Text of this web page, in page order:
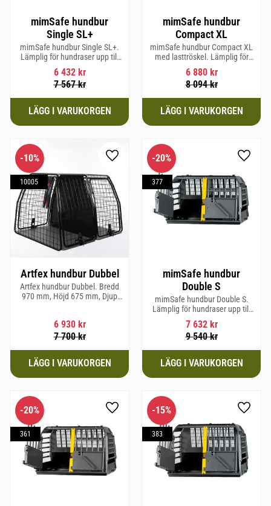
mimSafe hundbur
Single SL+
mimSafe hundbur Single SL+.
Lämplig för hundraser upp till
62 cm i mankhöjd.
6 432kr
7 567kr
mimSafe hundbur
Compact XL
mimSafe hundbur Compact XL
med lasttröskel. Lämplig för
hundraser upp till 58 cm i
mankhöjd.
6 880kr
8 094kr
Artfex hundbur Dubbel
Artfex hundbur Dubbel. Bredd
970 mm, Höjd 675 mm, Djup
6 930kr
7 700kr
10%
10005
Lägg till i favoriter
mimSafe hundbur
Double S
mimSafe hundbur Double S.
Lämplig för hundraser upp till
52 cm i mankhöjd.
7 632kr
9 540kr
20%
377
Lägg
20%
361
Lägg till i favoriter
15%
383
Lägg